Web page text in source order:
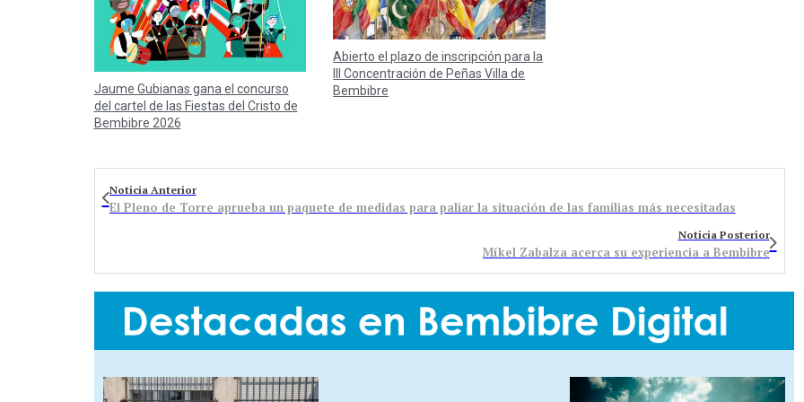
Jaume Gubianas gana el concurso
del cartel de las Fiestas del Cristo de
Bembibre 2026
Abierto el plazo de inscripción para la
III Concentración de Peñas Villa de
Bembibre
Noticia Anterior
El Pleno de Torre aprueba un paquete de medidas para paliar la situación de las familias más necesitadas
Noticia Posterior
Míkel Zabalza acerca su experiencia a Bembibre